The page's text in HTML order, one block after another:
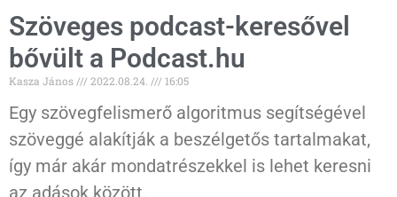
Szöveges podcast-keresővel
bővült a Podcast.hu
Kasza János 2022.08.24. 16:05
Egy szövegfelismerő algoritmus segítségével
szöveggé alakítják a beszélgetős tartalmakat,
így már akár mondatrészekkel is lehet keresni